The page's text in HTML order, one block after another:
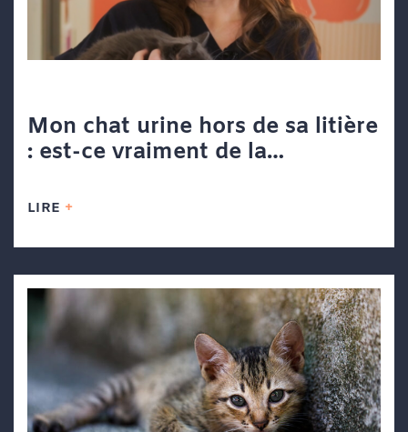
Mon chat urine hors de sa litière
: est-ce vraiment de la
LIRE